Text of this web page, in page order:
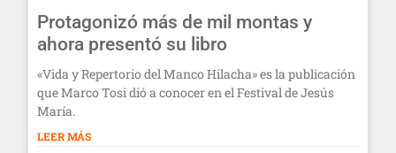
Protagonizó más de mil montas y
ahora presentó su libro
«Vida y Repertorio del Manco Hilacha» es la publicación
que Marco Tosi dió a conocer en el Festival de Jesús
María.
LEER MÁS